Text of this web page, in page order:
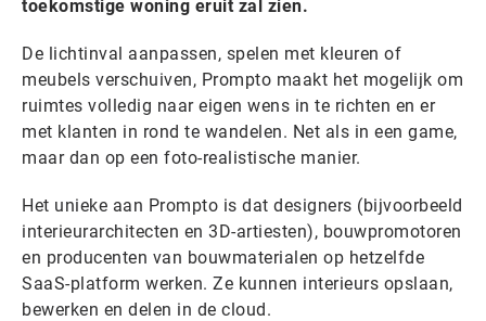
toekomstige woning eruit zal zien.
De lichtinval aanpassen, spelen met kleuren of
meubels verschuiven, Prompto maakt het mogelijk om
ruimtes volledig naar eigen wens in te richten en er
met klanten in rond te wandelen. Net als in een game,
maar dan op een foto-realistische manier.
Het unieke aan Prompto is dat designers (bijvoorbeeld
interieurarchitecten en 3D-artiesten), bouwpromotoren
en producenten van bouwmaterialen op hetzelfde
SaaS-platform werken. Ze kunnen interieurs opslaan,
bewerken en delen in de cloud.